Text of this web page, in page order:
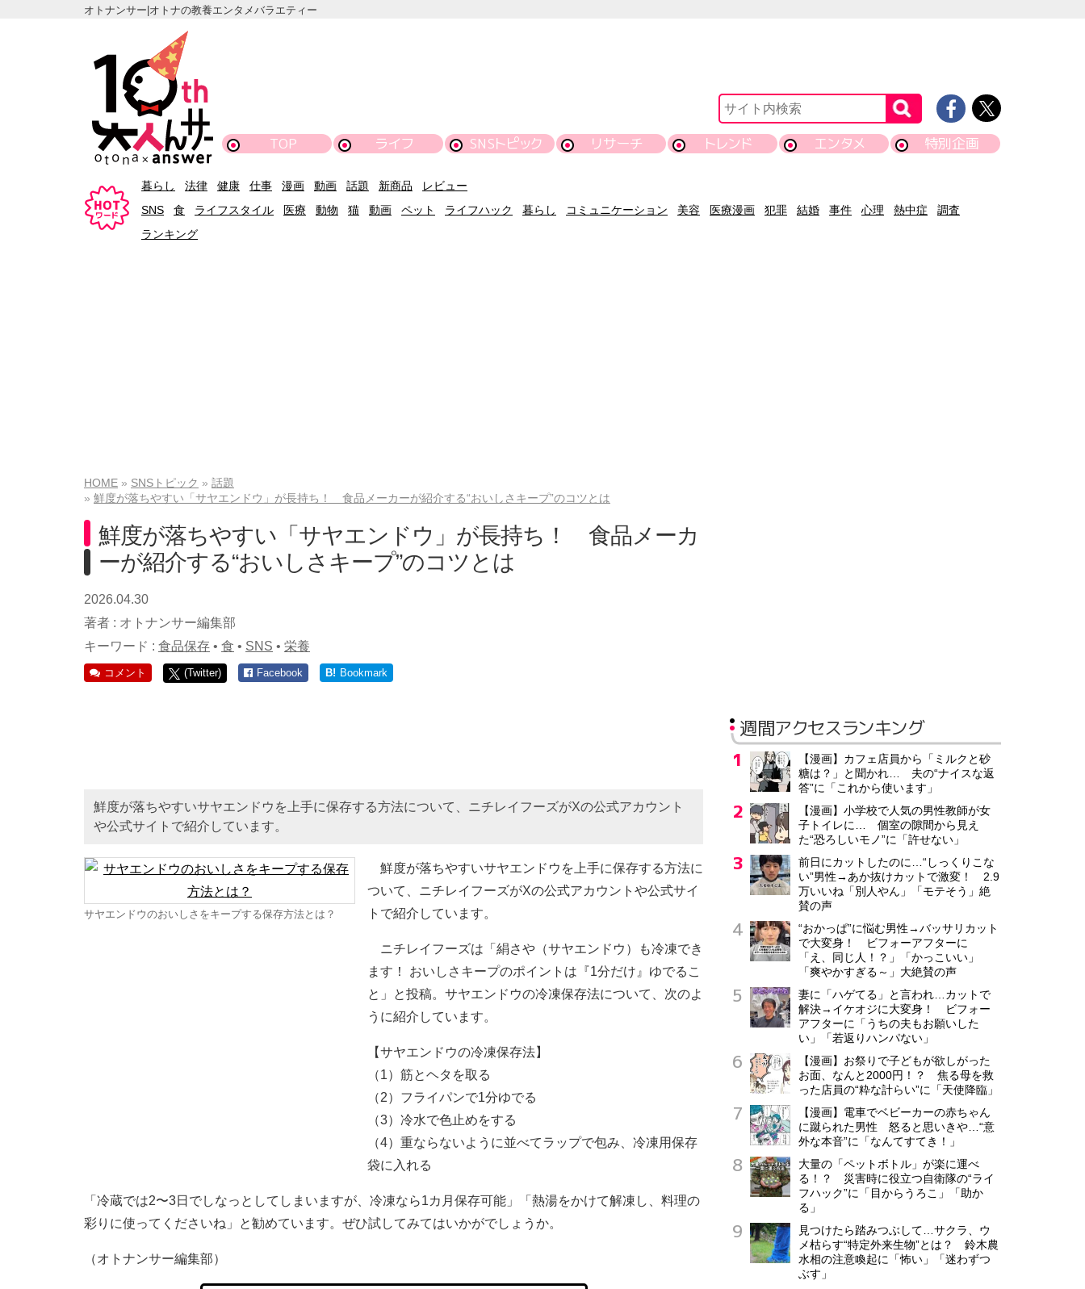
オトナンサー|オトナの教養エンタメバラエティー
TOP ライフ SNSトピック リサーチ トレンド エンタメ 特別企画
暮らし 法律 健康 仕事 漫画 動画 話題 新商品
レビュー
SNS
食 ライフスタイル 医療 動物 猫 動画 ペット ライフハック 暮らし コミュニケーション 美容 医療漫画 犯罪 結婚 事件 心理 熱中症
調査
ランキング
HOME SNSトピック
話題
鮮度が落ちやすい「サヤエンドウ」が長持ち！ 食品メーカーが紹介する“おいしさキープ”のコツとは
鮮度が落ちやすい「サヤエンドウ」が長持ち！ 食品メーカ
ーが紹介する“おいしさキープ”のコツとは
2026.04.30
著者 : オトナンサー編集部
キーワード : 食品保存 • 食 • SNS • 栄養
コメント (Twitter) Facebook B! Bookmark
鮮度が落ちやすいサヤエンドウを上手に保存する方法について、ニチレイフーズがXの公式アカウント
や公式サイトで紹介しています。
サヤエンドウのおいしさをキープする保存方法とは？
鮮度が落ちやすいサヤエンドウを上手に保存する方法に
ついて、ニチレイフーズがXの公式アカウントや公式サイ
トで紹介しています。
ニチレイフーズは「絹さや（サヤエンドウ）も冷凍でき
ます！ おいしさキープのポイントは『1分だけ』ゆでるこ
と」と投稿。サヤエンドウの冷凍保存法について、次のよ
うに紹介しています。
【サヤエンドウの冷凍保存法】
（1）筋とヘタを取る
（2）フライパンで1分ゆでる
（3）冷水で色止めをする
（4）重ならないように並べてラップで包み、冷凍用保存
袋に入れる
「冷蔵では2〜3日でしなっとしてしまいますが、冷凍なら1カ月保存可能」「熱湯をかけて解凍し、料理の
彩りに使ってくださいね」と勧めています。ぜひ試してみてはいかがでしょうか。
（オトナンサー編集部）
週間アクセスランキング
【漫画】カフェ店員から「ミルクと砂
糖は？」と聞かれ… 夫の“ナイスな返
答”に「これから使います」
【漫画】小学校で人気の男性教師が女
子トイレに… 個室の隙間から見え
た“恐ろしいモノ”に「許せない」
前日にカットしたのに…“しっくりこな
い”男性→あか抜けカットで激変！ 2.9
万いいね「別人やん」「モテそう」絶
賛の声
“おかっぱ”に悩む男性→バッサリカット
で大変身！ ビフォーアフターに
「え、同じ人！？」「かっこいい」
「爽やかすぎる～」大絶賛の声
妻に「ハゲてる」と言われ…カットで
解決→イケオジに大変身！ ビフォー
アフターに「うちの夫もお願いした
い」「若返りハンパない」
【漫画】お祭りで子どもが欲しがった
お面、なんと2000円！？ 焦る母を救
った店員の“粋な計らい”に「天使降臨」
【漫画】電車でベビーカーの赤ちゃん
に蹴られた男性 怒ると思いきや…“意
外な本音”に「なんてすてき！」
大量の「ペットボトル」が楽に運べ
る！？ 災害時に役立つ自衛隊の“ライ
フハック”に「目からうろこ」「助か
る」
見つけたら踏みつぶして…サクラ、ウ
メ枯らす“特定外来生物”とは？ 鈴木農
水相の注意喚起に「怖い」「迷わずつ
ぶす」